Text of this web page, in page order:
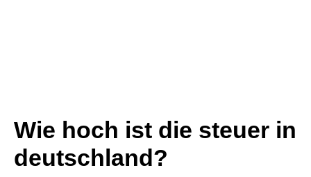
Wie hoch ist die steuer in
deutschland?